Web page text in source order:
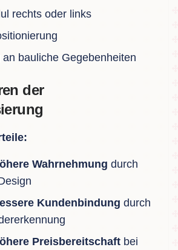
rechts oder links
bauliche Gegebenheiten
der
Wahrnehmung durch
Kundenbindung durch
Preisbereitschaft bei